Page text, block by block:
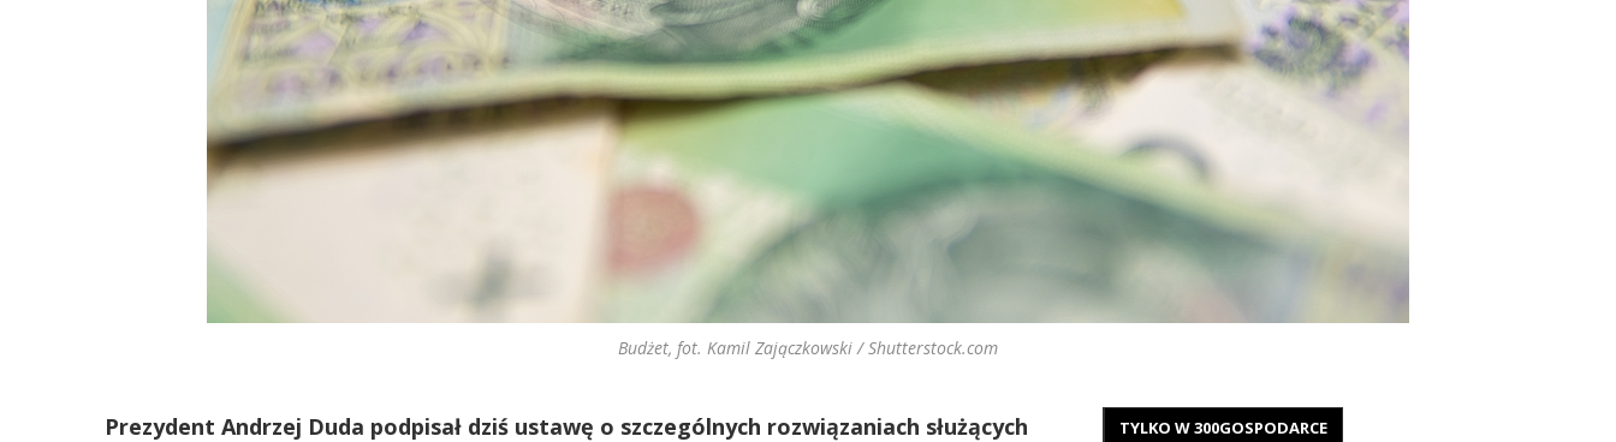
Budżet, fot. Kamil Zajączkowski / Shutterstock.com
Prezydent Andrzej Duda podpisał dziś ustawę o szczególnych rozwiązaniach służących
TYLKO W 300GOSPODARCE